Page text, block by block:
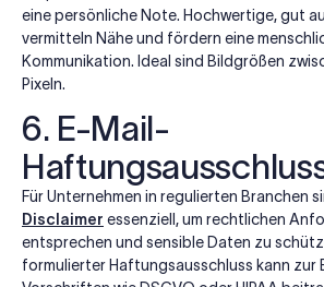
eine persönliche Note. Hochwertige, gut
vermitteln Nähe und fördern eine
Kommunikation. Ideal sind Bildgrößen
Pixeln.
6. E-Mail-
Für Unternehmen in regulierten Branchen
Disclaimer essenziell, um rechtlichen
entsprechen und sensible Daten zu
formulierter Haftungsausschluss kann zur